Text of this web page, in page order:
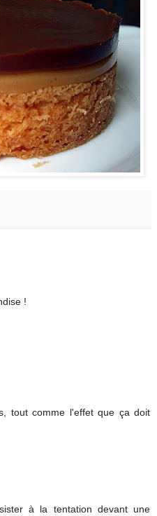
!
tout comme l'effet que ça doit
à la tentation devant une